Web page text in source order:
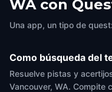
WA con
Una app, un tipo de
Como búsqueda del
Resuelve pistas y
Vancouver, WA. Compite